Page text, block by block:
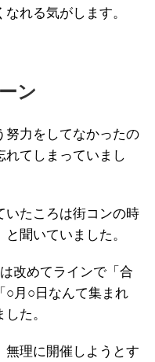
れる気がします。
ン
努力をしてなかったの
れてしまっていまし
いたころは街コンの時
聞いていました。
改めてラインで「合
○月○日なんて集まれ
た。
無理に開催しようとす